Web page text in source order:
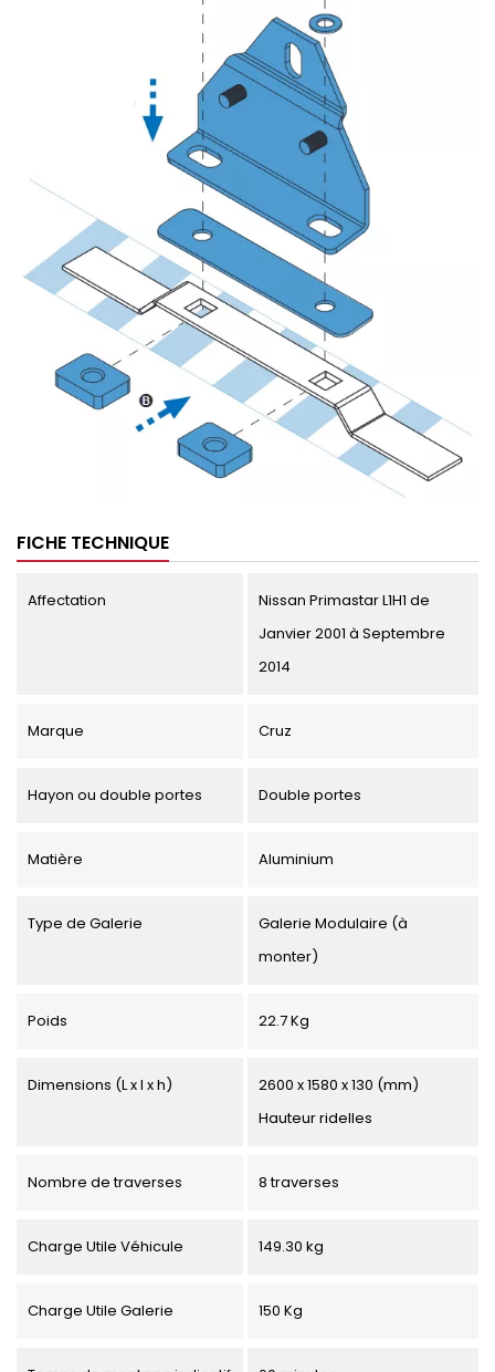
FICHE TECHNIQUE
Affectation
Nissan Primastar L1H1 de
Janvier 2001 à Septembre
2014
Marque Cruz
Hayon ou double portes Double portes
Matière Aluminium
Type de Galerie
Galerie Modulaire (à
monter)
Poids 22.7 Kg
Dimensions (L x l x h)
2600 x 1580 x 130 (mm)
Hauteur ridelles
Nombre de traverses 8 traverses
Charge Utile Véhicule 149.30 kg
Charge Utile Galerie 150 Kg